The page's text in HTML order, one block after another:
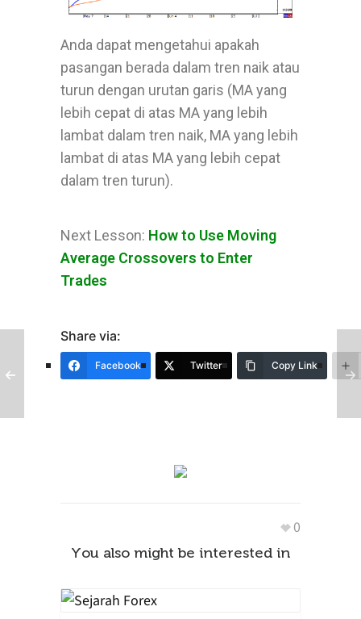
Anda dapat mengetahui apakah
pasangan berada dalam tren naik atau
turun dengan urutan garis (MA yang
lebih cepat di atas MA yang lebih
lambat dalam tren naik, MA yang lebih
lambat di atas MA yang lebih cepat
dalam tren turun).
Next Lesson: How to Use Moving
Average Crossovers to Enter
Trades
Share via:
Facebook Twitter Copy Link
0
You also might be interested in